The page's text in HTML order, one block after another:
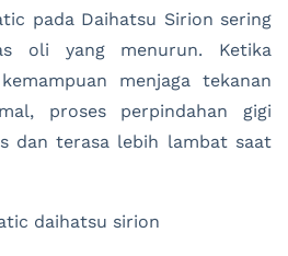
pada Daihatsu Sirion sering
oli yang menurun. Ketika
menjaga tekanan
proses perpindahan gigi
dan terasa lebih lambat saat